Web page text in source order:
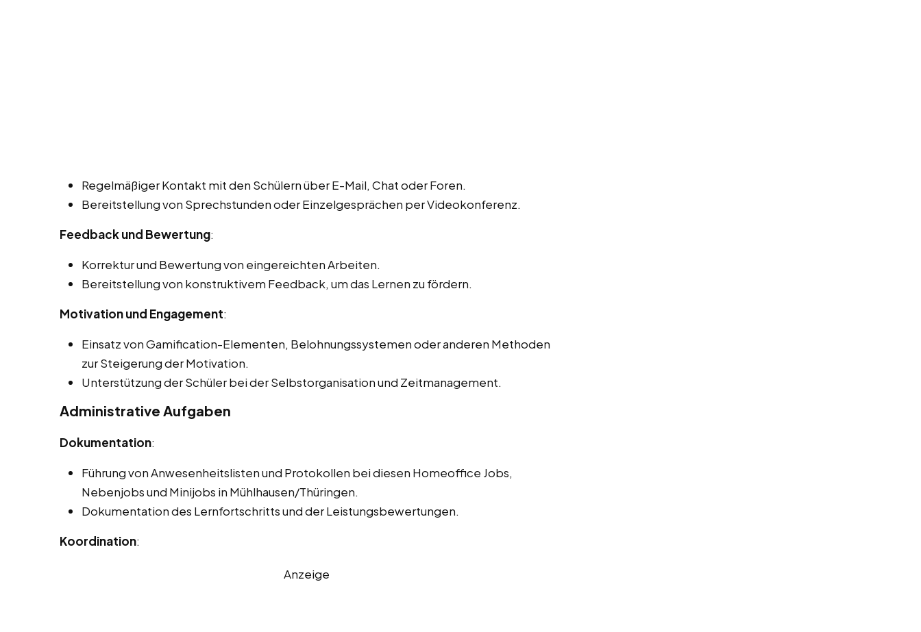
Regelmäßiger Kontakt mit den Schülern über E-Mail, Chat oder Foren.
Bereitstellung von Sprechstunden oder Einzelgesprächen per Videokonferenz.
Feedback und Bewertung:
Korrektur und Bewertung von eingereichten Arbeiten.
Bereitstellung von konstruktivem Feedback, um das Lernen zu fördern.
Motivation und Engagement:
Einsatz von Gamification-Elementen, Belohnungssystemen oder anderen Methoden
zur Steigerung der Motivation.
Unterstützung der Schüler bei der Selbstorganisation und Zeitmanagement.
Administrative Aufgaben
Dokumentation:
Führung von Anwesenheitslisten und Protokollen bei diesen Homeoffice Jobs,
Nebenjobs und Minijobs in Mühlhausen/Thüringen.
Dokumentation des Lernfortschritts und der Leistungsbewertungen.
Koordination:
Anzeige